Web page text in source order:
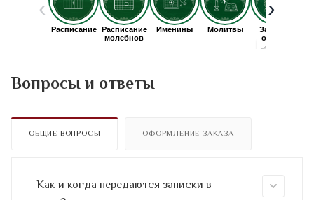
Вопросы и ответы
ОБЩИЕ ВОПРОСЫ ОФОРМЛЕНИЕ ЗАКАЗА
Как и когда передаются записки в